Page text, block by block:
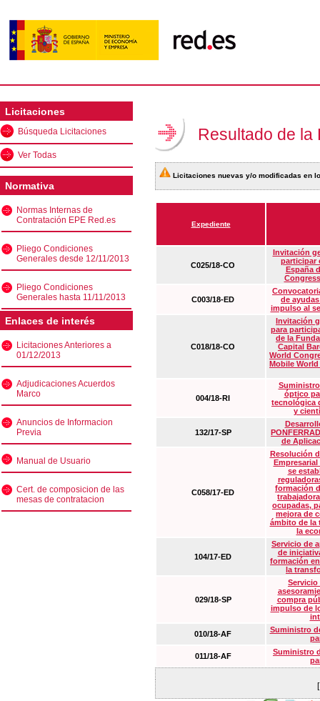
Licitaciones
Búsqueda Licitaciones
Ver Todas
Normativa
Normas Internas de
Contratación EPE Red.es
Pliego Condiciones
Generales desde 12/11/2013
Pliego Condiciones
Generales hasta 11/11/2013
Enlaces de interés
Licitaciones Anteriores a
01/12/2013
Adjudicaciones Acuerdos
Marco
Anuncios de Informacion
Previa
Manual de Usuario
Cert. de composicion de las
mesas de contratacion
Resultado de la
Licitaciones nuevas y/o modificadas en
Expediente
C025/18-CO
Invitación
participar
España
C003/18-ED
de
impulso al
C018/18-CO
Invitación
para
de la
Capital
World
Mobile
004/18-RI
óptico
tecnológica
y
132/17-SP
de
C058/17-ED
Resolución
Empresarial
se
formación
ocupadas,
mejora de
ámbito de la
la
104/17-ED
Servicio de
de
formación
la
029/18-SP
Servicio
compra
impulso de
010/18-AF
Suministro
011/18-AF
Suministro